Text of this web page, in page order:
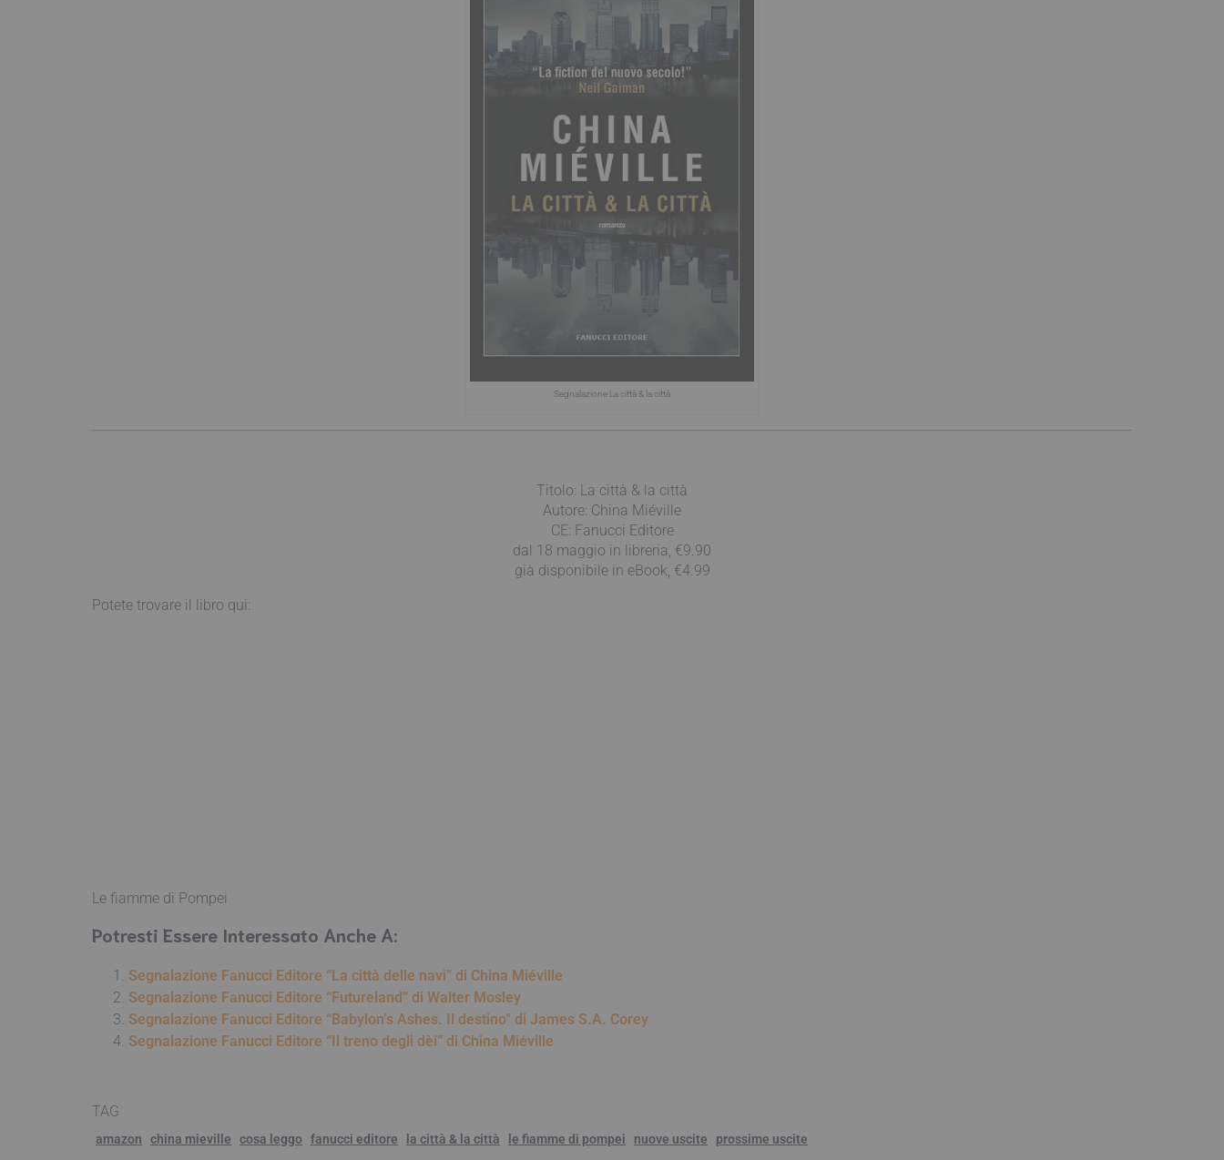
Segnalazione La città & la città
Titolo: La città & la città
Autore: China Miéville
CE: Fanucci Editore
dal 18 maggio in libreria, €9.90
già disponibile in eBook, €4.99
Potete trovare il libro qui:
Le fiamme di Pompei
Potresti Essere Interessato Anche A:
Segnalazione Fanucci Editore “La città delle navi” di China Miéville
Segnalazione Fanucci Editore “Futureland” di Walter Mosley
Segnalazione Fanucci Editore “Babylon’s Ashes. Il destino” di James S.A. Corey
Segnalazione Fanucci Editore “Il treno degli dèi” di China Miéville
TAG
amazon china mieville cosa leggo fanucci editore la città & la città le fiamme di pompei nuove uscite prossime uscite